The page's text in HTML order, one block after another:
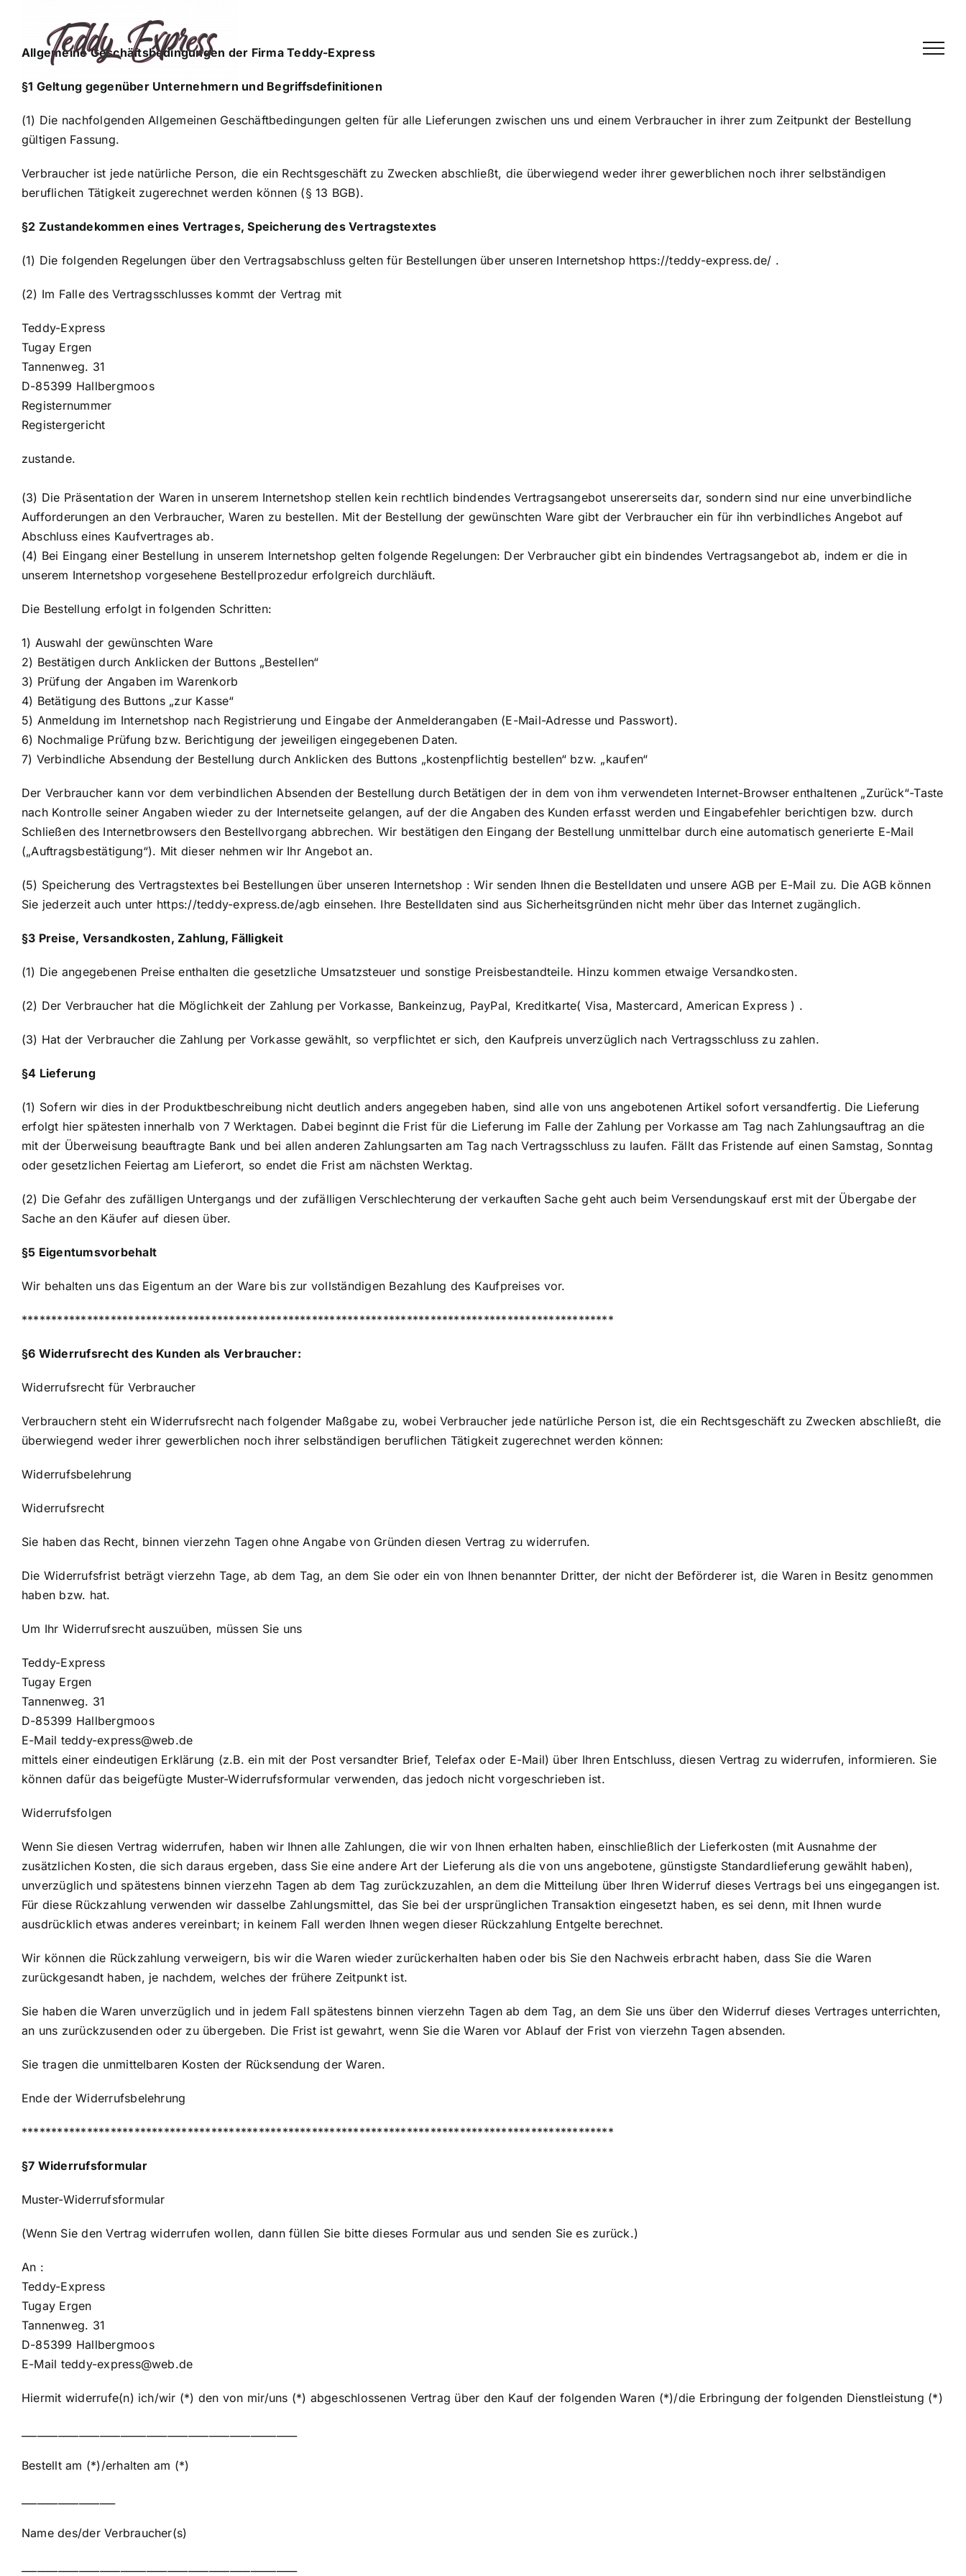
springen
Allgemeine Geschäftsbedingungen der Firma Teddy-Express
§1 Geltung gegenüber Unternehmern und Begriffsdefinitionen
(1) Die nachfolgenden Allgemeinen Geschäftbedingungen gelten für alle Lieferungen zwischen uns und einem Verbraucher in ihrer zum Zeitpunkt der Bestellung
gültigen Fassung.
Verbraucher ist jede natürliche Person, die ein Rechtsgeschäft zu Zwecken abschließt, die überwiegend weder ihrer gewerblichen noch ihrer selbständigen
beruflichen Tätigkeit zugerechnet werden können (§ 13 BGB).
§2 Zustandekommen eines Vertrages, Speicherung des Vertragstextes
(1) Die folgenden Regelungen über den Vertragsabschluss gelten für Bestellungen über unseren Internetshop https://teddy-express.de/ .
(2) Im Falle des Vertragsschlusses kommt der Vertrag mit
Teddy-Express
Tugay Ergen
Tannenweg. 31
D-85399 Hallbergmoos
Registernummer
Registergericht
zustande.
(3) Die Präsentation der Waren in unserem Internetshop stellen kein rechtlich bindendes Vertragsangebot unsererseits dar, sondern sind nur eine unverbindliche
Aufforderungen an den Verbraucher, Waren zu bestellen. Mit der Bestellung der gewünschten Ware gibt der Verbraucher ein für ihn verbindliches Angebot auf
Abschluss eines Kaufvertrages ab.
(4) Bei Eingang einer Bestellung in unserem Internetshop gelten folgende Regelungen: Der Verbraucher gibt ein bindendes Vertragsangebot ab, indem er die in
unserem Internetshop vorgesehene Bestellprozedur erfolgreich durchläuft.
Die Bestellung erfolgt in folgenden Schritten:
1) Auswahl der gewünschten Ware
2) Bestätigen durch Anklicken der Buttons „Bestellen“
3) Prüfung der Angaben im Warenkorb
4) Betätigung des Buttons „zur Kasse“
5) Anmeldung im Internetshop nach Registrierung und Eingabe der Anmelderangaben (E-Mail-Adresse und Passwort).
6) Nochmalige Prüfung bzw. Berichtigung der jeweiligen eingegebenen Daten.
7) Verbindliche Absendung der Bestellung durch Anklicken des Buttons „kostenpflichtig bestellen“ bzw. „kaufen“
Der Verbraucher kann vor dem verbindlichen Absenden der Bestellung durch Betätigen der in dem von ihm verwendeten Internet-Browser enthaltenen „Zurück“-Taste
nach Kontrolle seiner Angaben wieder zu der Internetseite gelangen, auf der die Angaben des Kunden erfasst werden und Eingabefehler berichtigen bzw. durch
Schließen des Internetbrowsers den Bestellvorgang abbrechen. Wir bestätigen den Eingang der Bestellung unmittelbar durch eine automatisch generierte E-Mail
(„Auftragsbestätigung“). Mit dieser nehmen wir Ihr Angebot an.
(5) Speicherung des Vertragstextes bei Bestellungen über unseren Internetshop : Wir senden Ihnen die Bestelldaten und unsere AGB per E-Mail zu. Die AGB können
Sie jederzeit auch unter https://teddy-express.de/agb einsehen. Ihre Bestelldaten sind aus Sicherheitsgründen nicht mehr über das Internet zugänglich.
§3 Preise, Versandkosten, Zahlung, Fälligkeit
(1) Die angegebenen Preise enthalten die gesetzliche Umsatzsteuer und sonstige Preisbestandteile. Hinzu kommen etwaige Versandkosten.
(2) Der Verbraucher hat die Möglichkeit der Zahlung per Vorkasse, Bankeinzug, PayPal, Kreditkarte( Visa, Mastercard, American Express ) .
(3) Hat der Verbraucher die Zahlung per Vorkasse gewählt, so verpflichtet er sich, den Kaufpreis unverzüglich nach Vertragsschluss zu zahlen.
§4 Lieferung
(1) Sofern wir dies in der Produktbeschreibung nicht deutlich anders angegeben haben, sind alle von uns angebotenen Artikel sofort versandfertig. Die Lieferung
erfolgt hier spätesten innerhalb von 7 Werktagen. Dabei beginnt die Frist für die Lieferung im Falle der Zahlung per Vorkasse am Tag nach Zahlungsauftrag an die
mit der Überweisung beauftragte Bank und bei allen anderen Zahlungsarten am Tag nach Vertragsschluss zu laufen. Fällt das Fristende auf einen Samstag, Sonntag
oder gesetzlichen Feiertag am Lieferort, so endet die Frist am nächsten Werktag.
(2) Die Gefahr des zufälligen Untergangs und der zufälligen Verschlechterung der verkauften Sache geht auch beim Versendungskauf erst mit der Übergabe der
Sache an den Käufer auf diesen über.
§5 Eigentumsvorbehalt
Wir behalten uns das Eigentum an der Ware bis zur vollständigen Bezahlung des Kaufpreises vor.
****************************************************************************************************
§6 Widerrufsrecht des Kunden als Verbraucher:
Widerrufsrecht für Verbraucher
Verbrauchern steht ein Widerrufsrecht nach folgender Maßgabe zu, wobei Verbraucher jede natürliche Person ist, die ein Rechtsgeschäft zu Zwecken abschließt, die
überwiegend weder ihrer gewerblichen noch ihrer selbständigen beruflichen Tätigkeit zugerechnet werden können:
Widerrufsbelehrung
Widerrufsrecht
Sie haben das Recht, binnen vierzehn Tagen ohne Angabe von Gründen diesen Vertrag zu widerrufen.
Die Widerrufsfrist beträgt vierzehn Tage, ab dem Tag, an dem Sie oder ein von Ihnen benannter Dritter, der nicht der Beförderer ist, die Waren in Besitz genommen
haben bzw. hat.
Um Ihr Widerrufsrecht auszuüben, müssen Sie uns
Teddy-Express
Tugay Ergen
Tannenweg. 31
D-85399 Hallbergmoos
E-Mail teddy-express@web.de
mittels einer eindeutigen Erklärung (z.B. ein mit der Post versandter Brief, Telefax oder E-Mail) über Ihren Entschluss, diesen Vertrag zu widerrufen, informieren. Sie
können dafür das beigefügte Muster-Widerrufsformular verwenden, das jedoch nicht vorgeschrieben ist.
Widerrufsfolgen
Wenn Sie diesen Vertrag widerrufen, haben wir Ihnen alle Zahlungen, die wir von Ihnen erhalten haben, einschließlich der Lieferkosten (mit Ausnahme der
zusätzlichen Kosten, die sich daraus ergeben, dass Sie eine andere Art der Lieferung als die von uns angebotene, günstigste Standardlieferung gewählt haben),
unverzüglich und spätestens binnen vierzehn Tagen ab dem Tag zurückzuzahlen, an dem die Mitteilung über Ihren Widerruf dieses Vertrags bei uns eingegangen ist.
Für diese Rückzahlung verwenden wir dasselbe Zahlungsmittel, das Sie bei der ursprünglichen Transaktion eingesetzt haben, es sei denn, mit Ihnen wurde
ausdrücklich etwas anderes vereinbart; in keinem Fall werden Ihnen wegen dieser Rückzahlung Entgelte berechnet.
Wir können die Rückzahlung verweigern, bis wir die Waren wieder zurückerhalten haben oder bis Sie den Nachweis erbracht haben, dass Sie die Waren
zurückgesandt haben, je nachdem, welches der frühere Zeitpunkt ist.
Sie haben die Waren unverzüglich und in jedem Fall spätestens binnen vierzehn Tagen ab dem Tag, an dem Sie uns über den Widerruf dieses Vertrages unterrichten,
an uns zurückzusenden oder zu übergeben. Die Frist ist gewahrt, wenn Sie die Waren vor Ablauf der Frist von vierzehn Tagen absenden.
Sie tragen die unmittelbaren Kosten der Rücksendung der Waren.
Ende der Widerrufsbelehrung
****************************************************************************************************
§7 Widerrufsformular
Muster-Widerrufsformular
(Wenn Sie den Vertrag widerrufen wollen, dann füllen Sie bitte dieses Formular aus und senden Sie es zurück.)
An :
Teddy-Express
Tugay Ergen
Tannenweg. 31
D-85399 Hallbergmoos
E-Mail teddy-express@web.de
Hiermit widerrufe(n) ich/wir (*) den von mir/uns (*) abgeschlossenen Vertrag über den Kauf der folgenden Waren (*)/die Erbringung der folgenden Dienstleistung (*)
Bestellt am (*)/erhalten am (*)
Name des/der Verbraucher(s)